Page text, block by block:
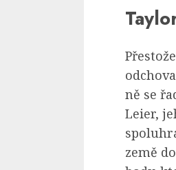
ně se
Leier,
země